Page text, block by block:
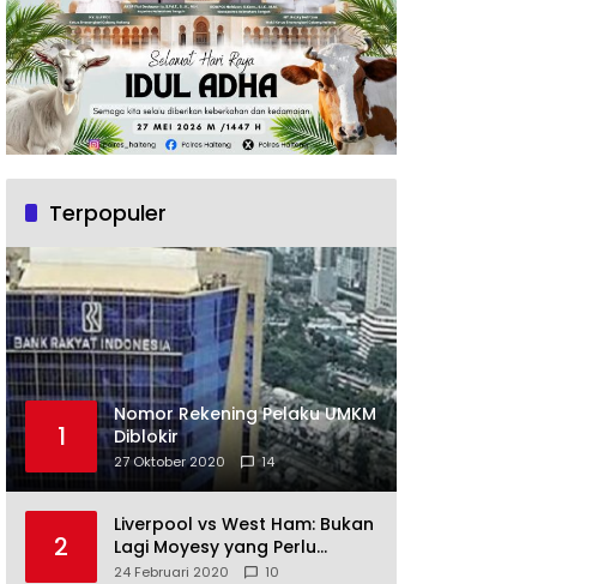
Terpopuler
1
Nomor Rekening Pelaku UMKM
Diblokir
27 Oktober 2020 14
2
Liverpool vs West Ham: Bukan
Lagi Moyesy yang Perlu
Ditakuti
24 Februari 2020 10